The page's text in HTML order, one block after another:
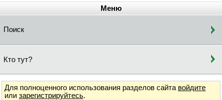
Меню
Поиск
Кто тут?
Для полноценного использования разделов сайта войдите
или зарегистрируйтесь.